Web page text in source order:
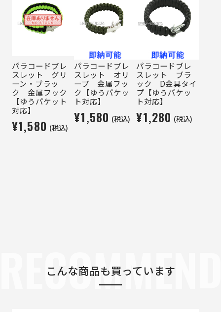
パラコードブレ
スレット グリ
ーン・ブラッ
ク 金属フック
【ゆうパケット
対応】
¥1,580 (税込)
パラコードブレ
スレット オリ
ーブ 金属フッ
ク【ゆうパケッ
ト対応】
¥1,580 (税込)
パラコードブレ
スレット ブラ
ック D金具タイ
プ【ゆうパケッ
ト対応】
¥1,280 (税込)
こんな商品も買っています